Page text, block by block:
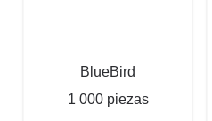
BlueBird
1 000 piezas